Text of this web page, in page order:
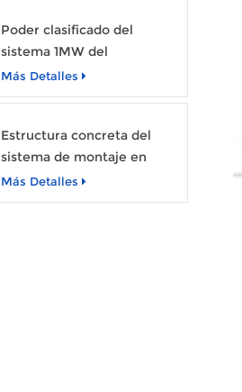
Poder clasificado del
sistema 1MW del
almacenamiento de
energía de SunArk con la
Más Detalles
Estructura concreta del
sistema de montaje en
estante de la fundación del
panel solar fotovoltaico de
Más Detalles